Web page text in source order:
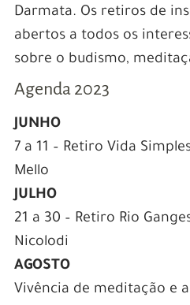
Darmata. Os retiros de
abertos a todos os
sobre o budismo,
Agenda 2023
JUNHO
7 a 11 – Retiro Vida
Mello
JULHO
21 a 30 – Retiro Rio
Nicolodi
AGOSTO
Vivência de meditação e